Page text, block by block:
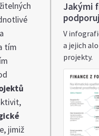
Jakými
V
a jejich
projekty.
tím
jimiž